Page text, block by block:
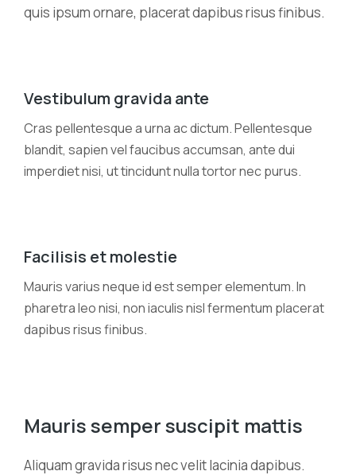
quis ipsum ornare, placerat dapibus risus finibus.
Vestibulum gravida ante
Cras pellentesque a urna ac dictum. Pellentesque
blandit, sapien vel faucibus accumsan, ante dui
imperdiet nisi, ut tincidunt nulla tortor nec purus.
Facilisis et molestie
Mauris varius neque id est semper elementum. In
pharetra leo nisi, non iaculis nisl fermentum placerat
dapibus risus finibus.
Mauris semper suscipit mattis
Aliquam gravida risus nec velit lacinia dapibus.